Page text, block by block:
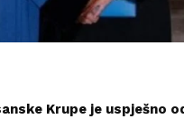
Krupe je